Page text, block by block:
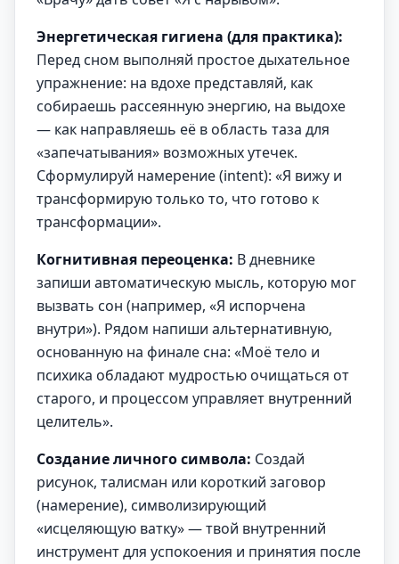
Энергетическая гигиена (для практика):
Перед сном выполняй простое дыхательное
упражнение: на вдохе представляй, как
собираешь рассеянную энергию, на выдохе
— как направляешь её в область таза для
«запечатывания» возможных утечек.
Сформулируй намерение (intent): «Я вижу и
трансформирую только то, что готово к
трансформации».
Когнитивная переоценка: В дневнике
запиши автоматическую мысль, которую мог
вызвать сон (например, «Я испорчена
внутри»). Рядом напиши альтернативную,
основанную на финале сна: «Моё тело и
психика обладают мудростью очищаться от
старого, и процессом управляет внутренний
целитель».
Создание личного символа: Создай
рисунок, талисман или короткий заговор
(намерение), символизирующий
«исцеляющую ватку» — твой внутренний
инструмент для успокоения и принятия после